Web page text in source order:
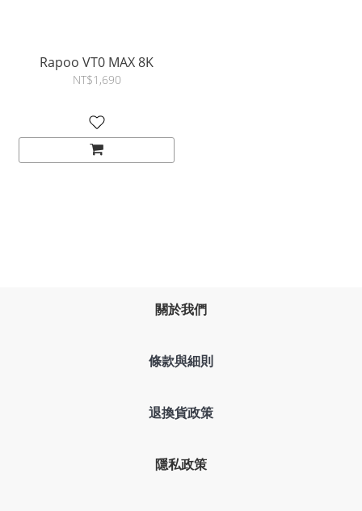
Rapoo VT0 MAX 8K
NT$1,690
關於我們
條款與細則
退換貨政策
隱私政策